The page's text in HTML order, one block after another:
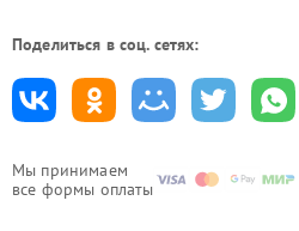
Мы принимаем
все формы оплаты
Поделиться в соц. сетях: